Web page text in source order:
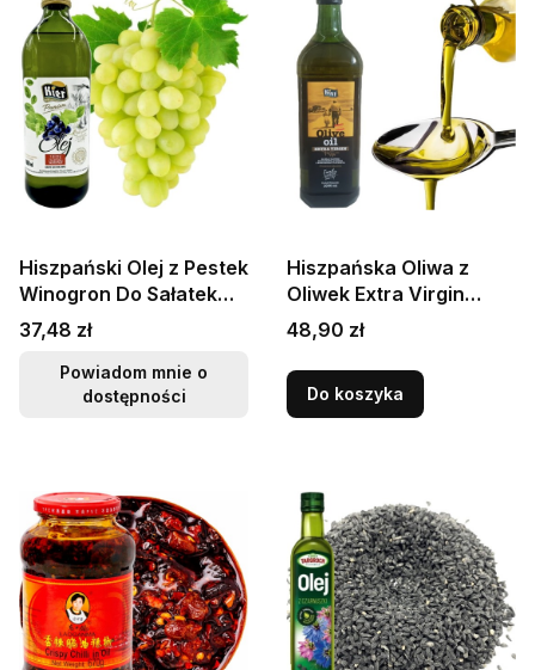
Hiszpański Olej z Pestek
Winogron Do Sałatek
Gotowania 1 Litr 1000ml
KIER
Cena
37,48 zł
Powiadom mnie o
dostępności
Hiszpańska Oliwa z
Oliwek Extra Virgin
Olive Oil 1 Litr 1000ml
KIER
Cena
48,90 zł
Do koszyka